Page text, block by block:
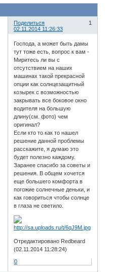
Поделиться
1
02.11.2014 11:26:33
Господа, а может быть дамы
тут тоже есть, вопрос к вам -
Миритесь ли вы с
отсутствием на наших
машинах такой прекрасной
опции как солнцезащитный
козырек с возможностью
закрывать все боковое окно
водителя на большую
длину(см. фото) чем
оригинал?
Если кто то как то нашел
решение данной проблемы
расскажите, я думаю это
будет полезно каждому.
Заранее спасибо за советы и
решения. В общем хочется
еще большего комфорта в
погожие солнечные деньки, и
как говориться чтобы солнце
в глаза не светило.
Отредактировано Redbeard
(02.11.2014 11:28:24)
0